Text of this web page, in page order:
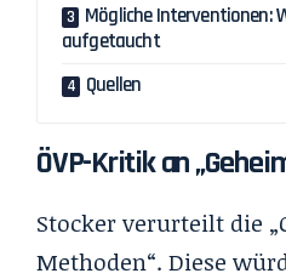
Mögliche Interventionen:
aufgetaucht
Quellen
ÖVP-Kritik an
Stocker verurteilt die
Methoden“. Diese